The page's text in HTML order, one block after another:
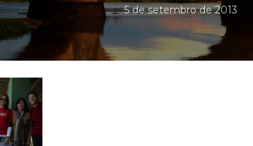
5 de setembro de 2013